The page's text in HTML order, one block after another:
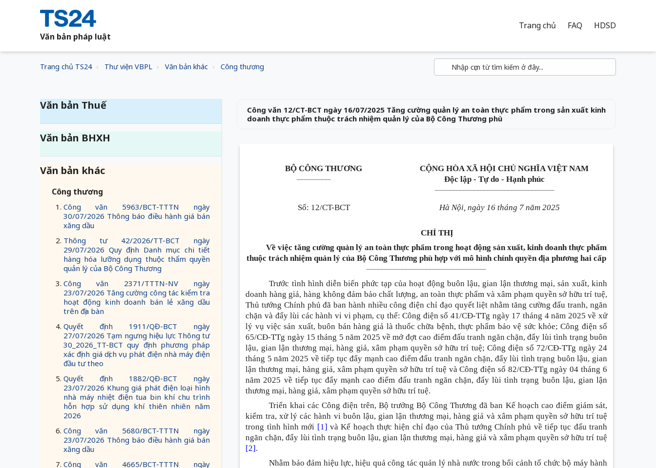
Văn bản pháp luật
Trang chủ FAQ HDSD
Trang chủ TS24 Thư viện VBPL Văn bản khác Công thương
Văn bản Thuế
Văn bản BHXH
Văn bản khác
Công thương
Công văn 5963/BCT-TTTN ngày
30/07/2026 Thông báo điều hành giá bán
xăng dầu
Thông tư 42/2026/TT-BCT ngày
29/07/2026 Quy định Danh mục chi tiết
hàng hóa lưỡng dụng thuộc thẩm quyền
quản lý của Bộ Công Thương
Công văn 2371/TTTN-NV ngày
23/07/2026 Tăng cường công tác kiểm tra
hoạt động kinh doanh bán lẻ xăng dầu
trên địa bàn
Quyết định 1911/QĐ-BCT ngày
27/07/2026 Tạm ngưng hiệu lực Thông tư
30_2026_TT-BCT quy định phương pháp
xác định giá dịch vụ phát điện nhà máy điện
đầu tư theo
Quyết định 1882/QĐ-BCT ngày
23/07/2026 Khung giá phát điện loại hình
nhà máy nhiệt điện tua bin khí chu trình
hỗn hợp sử dụng khí thiên nhiên năm
2026
Công văn 5680/BCT-TTTN ngày
23/07/2026 Thông báo điều hành giá bán
xăng dầu
Công văn 4665/BCT-TTTN ngày
Công văn 12/CT-BCT ngày 16/07/2025 Tăng cường quản lý an toàn thực phẩm trong sản xuất kinh
doanh thực phẩm thuộc trách nhiệm quản lý của Bộ Công Thương phù
BỘ CÔNG THƯƠNG
CỘNG HÒA XÃ HỘI CHỦ NGHĨA VIỆT NAM
Độc lập - Tự do - Hạnh phúc
Số: 12/CT-BCT Hà Nội, ngày 16 tháng 7 năm 2025
CHỈ THỊ
Về việc tăng cường quản lý an toàn thực phẩm trong hoạt động sản xuất, kinh doanh thực phẩm
thuộc trách nhiệm quản lý của Bộ Công Thương phù hợp với mô hình chính quyền địa phương hai cấp
Trước tình hình diễn biến phức tạp của hoạt động buôn lậu, gian lận thương mại, sản xuất, kinh
doanh hàng giả, hàng không đảm bảo chất lượng, an toàn thực phẩm và xâm phạm quyền sở hữu trí tuệ,
Thủ tướng Chính phủ đã ban hành nhiều công điện chỉ đạo quyết liệt nhằm tăng cường đấu tranh, ngăn
chặn và đẩy lùi các hành vi vi phạm, cụ thể: Công điện số 41/CĐ-TTg ngày 17 tháng 4 năm 2025 về xử
lý vụ việc sản xuất, buôn bán hàng giả là thuốc chữa bệnh, thực phẩm bảo vệ sức khỏe; Công điện số
65/CĐ-TTg ngày 15 tháng 5 năm 2025 về mở đợt cao điểm đấu tranh ngăn chặn, đẩy lùi tình trạng buôn
lậu, gian lận thương mại, hàng giả, xâm phạm quyền sở hữu trí tuệ; Công điện số 72/CĐ-TTg ngày 24
tháng 5 năm 2025 về tiếp tục đẩy mạnh cao điểm đấu tranh ngăn chặn, đẩy lùi tình trạng buôn lậu, gian
lận thương mại, hàng giả, xâm phạm quyền sở hữu trí tuệ và Công điện số 82/CĐ-TTg ngày 04 tháng 6
năm 2025 về tiếp tục đẩy mạnh cao điểm đấu tranh ngăn chặn, đẩy lùi tình trạng buôn lậu, gian lận
thương mại, hàng giả, xâm phạm quyền sở hữu trí tuệ.
Triển khai các Công điện trên, Bộ trưởng Bộ Công Thương đã ban Kế hoạch cao điểm giám sát,
kiểm tra, xử lý các hành vi buôn lậu, gian lận thương mại, hàng giả và xâm phạm quyền sở hữu trí tuệ
trong tình hình mới [1] và Kế hoạch thực hiện chỉ đạo của Thủ tướng Chính phủ về tiếp tục đấu tranh
ngăn chặn, đẩy lùi tình trạng buôn lậu, gian lận thương mại, hàng giả và xâm phạm quyền sở hữu trí tuệ
[2].
Nhằm bảo đảm hiệu lực, hiệu quả công tác quản lý nhà nước trong bối cảnh tổ chức bộ máy hành